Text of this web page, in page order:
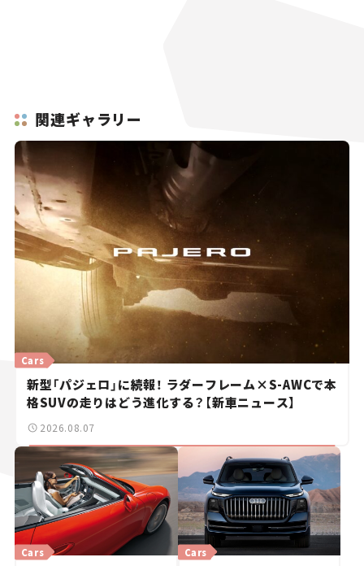
関連ギャラリー
Cars
新型「パジェロ」に続報！ ラダーフレーム×S-AWCで本
格SUVの走りはどう進化する？【新車ニュース】
2026.08.07
Cars Cars